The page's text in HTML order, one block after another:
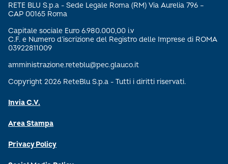
RETE BLU S.p.a - Sede Legale Roma (RM) Via Aurelia 796 –
CAP 00165 Roma
Capitale sociale Euro 6.980.000,00 i.v
C.F. e Numero d’iscrizione del Registro delle Imprese di ROMA
03922811009
amministrazione.reteblu@pec.glauco.it
Copyright 2026 ReteBlu S.p.a - Tutti i diritti riservati.
Invia C.V.
Area Stampa
Privacy Policy